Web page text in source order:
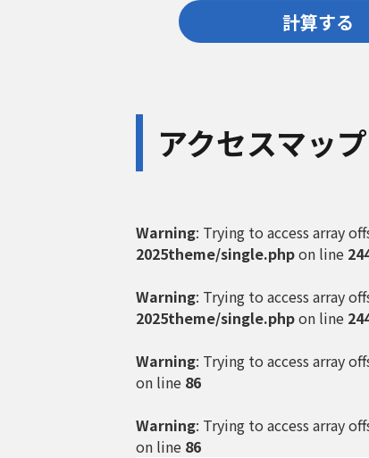
計算する
アクセスマップ
Warning: Trying to access array
2025theme/single.phpon line
Warning: Trying to access array
2025theme/single.phpon line
Warning: Trying to access array
on line 86
Warning: Trying to access array
on line 86